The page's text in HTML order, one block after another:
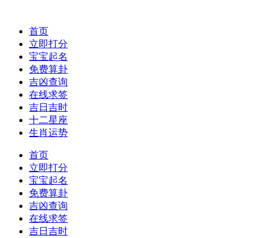
首页
立即打分
宝宝起名
免费算卦
吉凶查询
在线求签
吉日吉时
十二星座
生肖运势
首页
立即打分
宝宝起名
免费算卦
吉凶查询
在线求签
吉日吉时